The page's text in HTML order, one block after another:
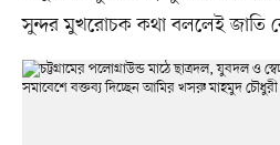
সুন্দর মুখরোচক কথা বললেই জাতি